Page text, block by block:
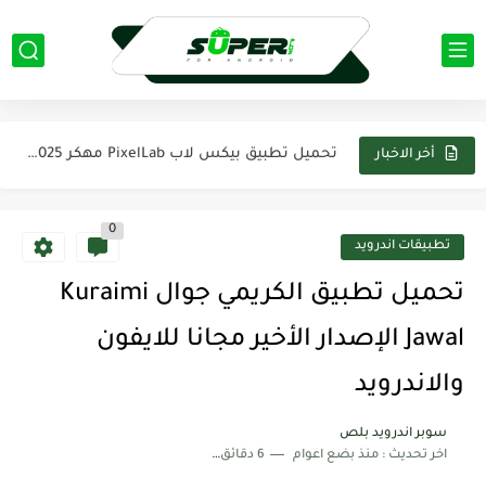
أخر الاخبار
تحميل تطبيق فيس اب برو FaceApp pro مهكر 2025 اخر...
تحميل تطبيق بيكس لاب PixelLab مهكر 2025 اخر اصدار من...
تحميل تطبيق ياسين تيفي بريميوم Yacine TV Premium Apk بدون... تطبيقات اندرويد
0
تحميل تطبيق الكريمي جوال Kuraimi
Jawal الإصدار الأخير مجانا للايفون
والاندرويد
سوبر اندرويد بلص
اخر تحديث :منذ بضع اعوام 6 دقائق للقراءة